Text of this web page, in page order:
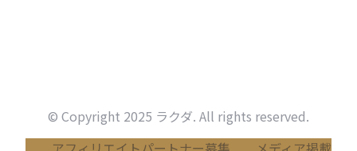
© Copyright 2025 ラクダ. All rights reserved.